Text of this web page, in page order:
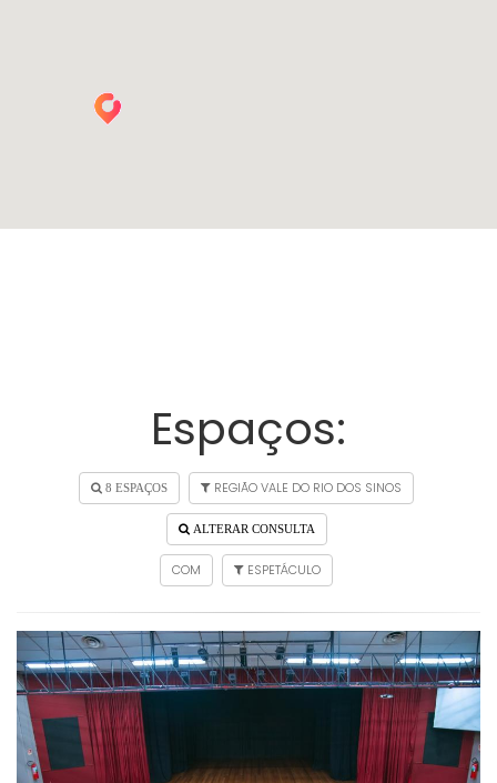
Espaços:
8 ESPAÇOS REGIÃO VALE DO RIO DOS SINOS
ALTERAR CONSULTA
COM ESPETÁCULO